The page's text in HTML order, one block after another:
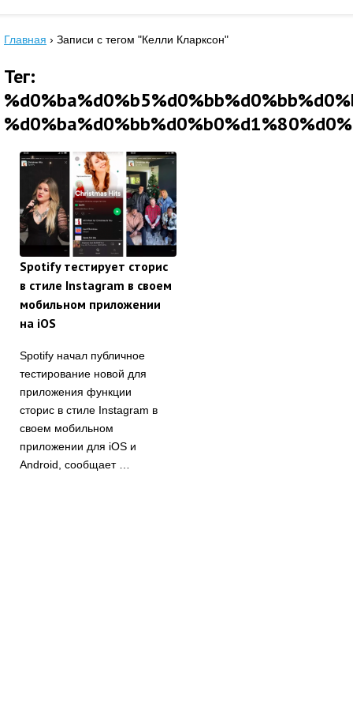
Главная › Записи с тегом "Келли Кларксон"
Тег:
Spotify тестирует сторис
в стиле Instagram в своем
мобильном приложении
на iOS
Spotify начал публичное
тестирование новой для
приложения функции
сторис в стиле Instagram в
своем мобильном
приложении для iOS и
Android, сообщает …